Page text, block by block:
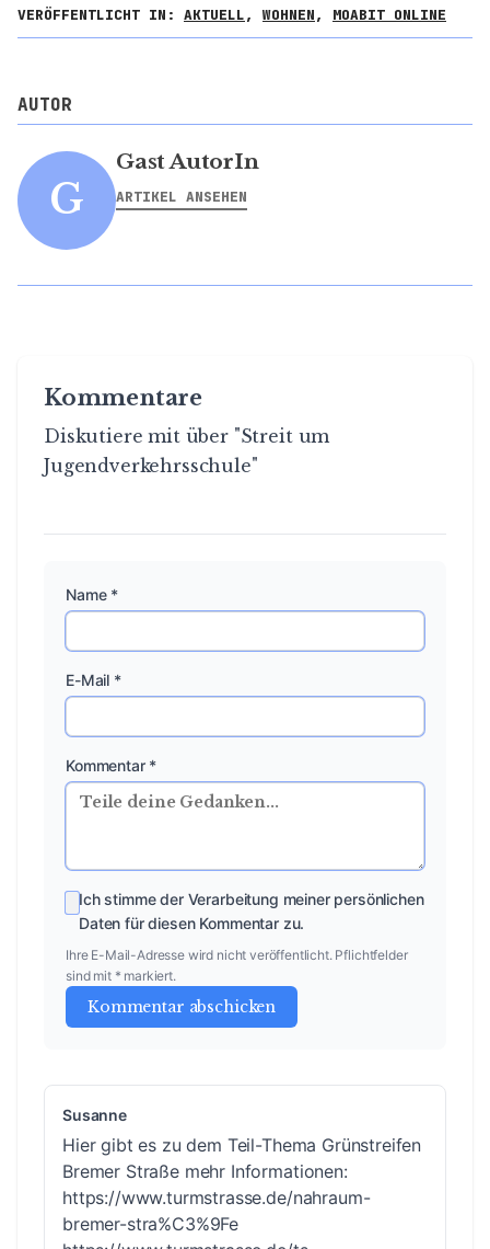
VERÖFFENTLICHT IN: AKTUELL, WOHNEN, MOABIT ONLINE
AUTOR
G
Gast AutorIn
ARTIKEL ANSEHEN
Kommentare
Diskutiere mit über "Streit um
Jugendverkehrsschule"
Name *
E-Mail *
Kommentar *
Ich stimme der Verarbeitung meiner persönlichen
Daten für diesen Kommentar zu.
Ihre E-Mail-Adresse wird nicht veröffentlicht. Pflichtfelder
sind mit * markiert.
Kommentar abschicken
Susanne
Hier gibt es zu dem Teil-Thema Grünstreifen
Bremer Straße mehr Informationen:
https://www.turmstrasse.de/nahraum-
bremer-stra%C3%9Fe